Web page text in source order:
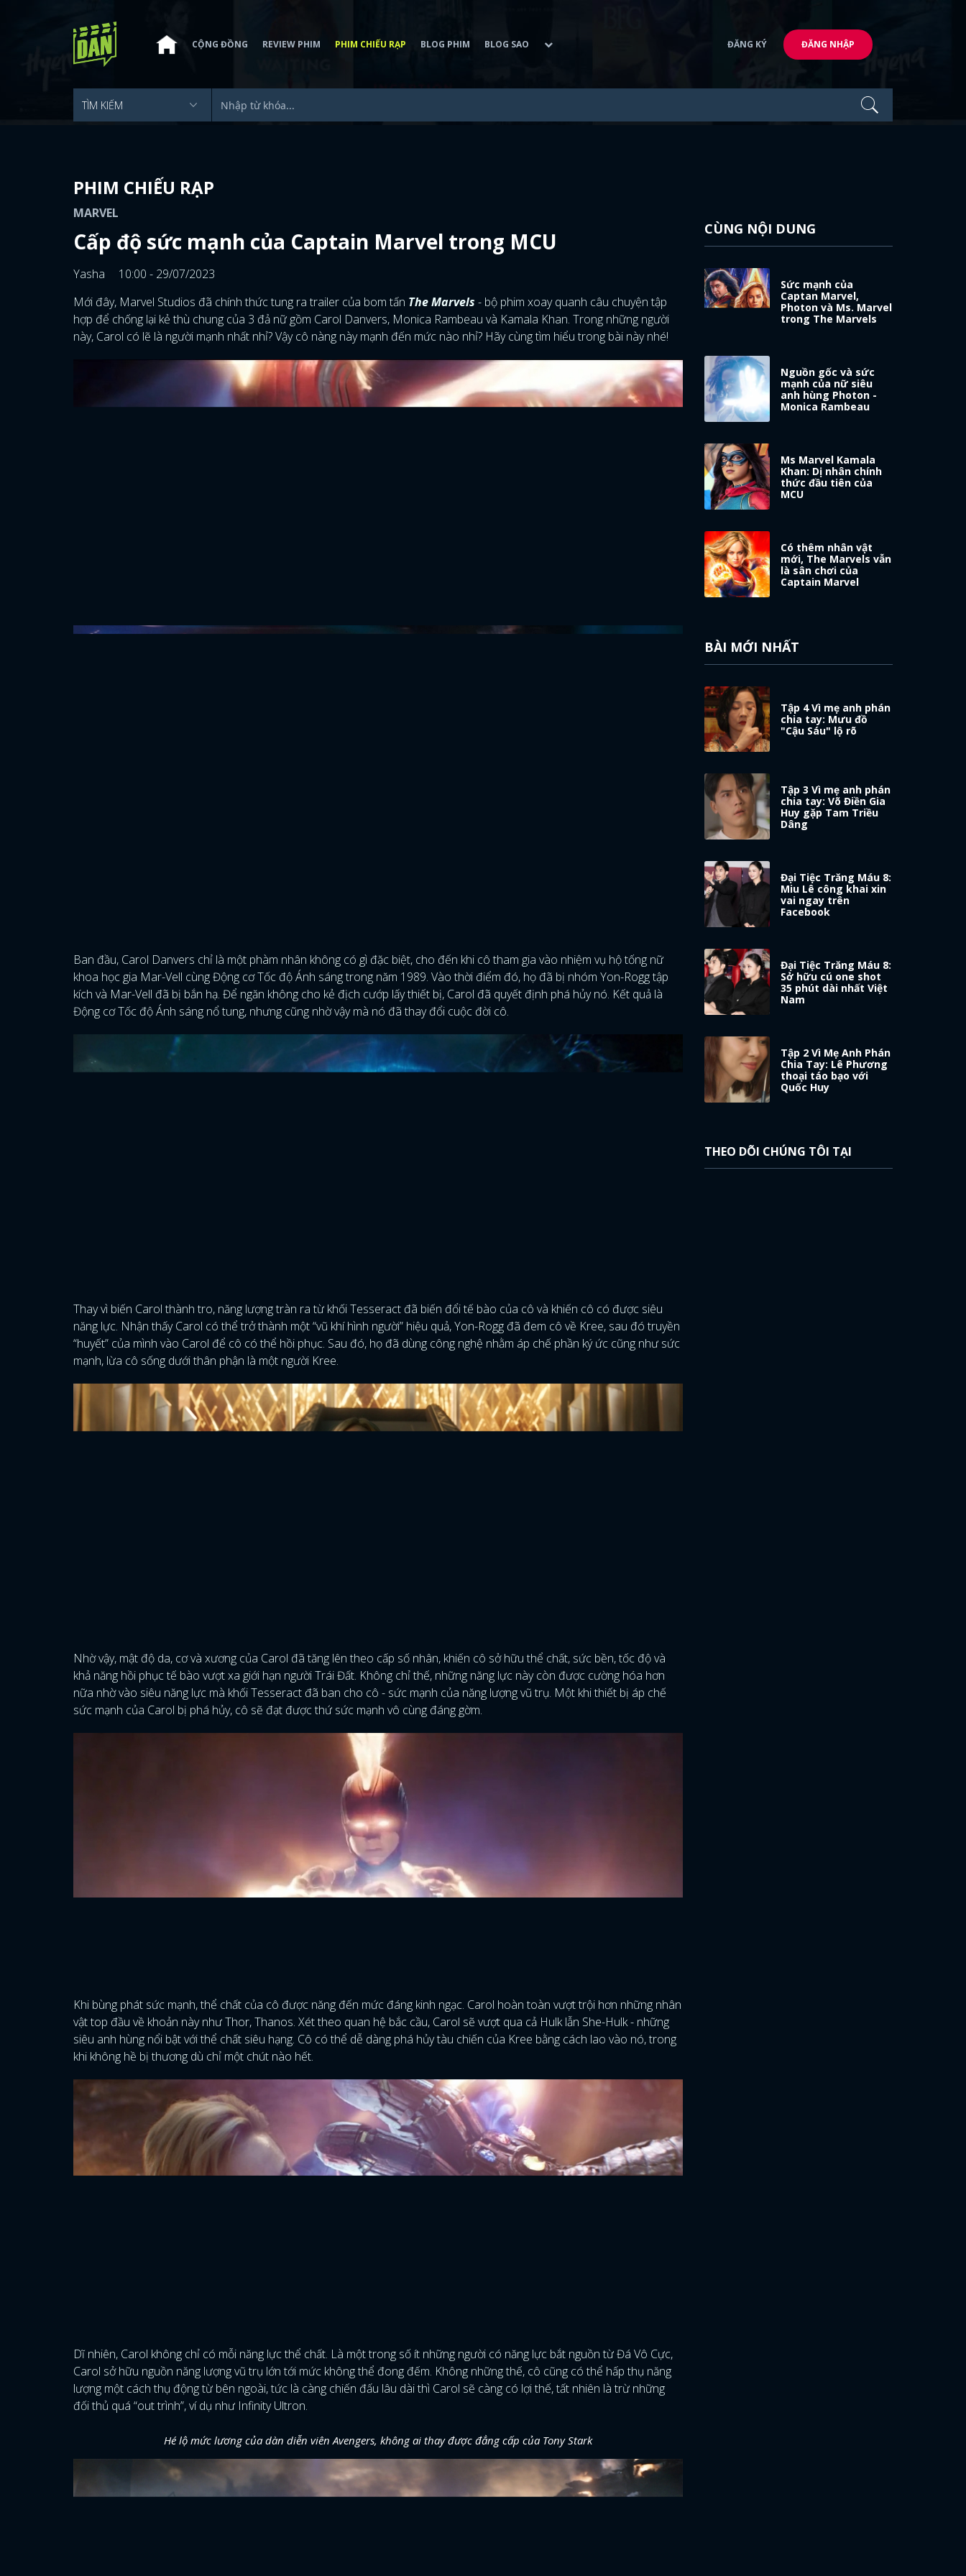
CỘNG ĐỒNG REVIEW PHIM PHIM CHIẾU RẠP BLOG PHIM BLOG SAO ĐĂNG KÝ ĐĂNG NHẬP
PHIM CHIẾU RẠP
MARVEL
Cấp độ sức mạnh của Captain Marvel trong MCU
Yasha
10:00 - 29/07/2023
Mới đây, Marvel Studios đã chính thức tung ra trailer của bom tấn The Marvels - bộ phim xoay quanh câu chuyện tập
hợp để chống lại kẻ thù chung của 3 đả nữ gồm Carol Danvers, Monica Rambeau và Kamala Khan. Trong những người
này, Carol có lẽ là người mạnh nhất nhỉ? Vậy cô nàng này mạnh đến mức nào nhỉ? Hãy cùng tìm hiểu trong bài này nhé!
Ban đầu, Carol Danvers chỉ là một phàm nhân không có gì đặc biệt, cho đến khi cô tham gia vào nhiệm vụ hộ tống nữ
khoa học gia Mar-Vell cùng Động cơ Tốc độ Ánh sáng trong năm 1989. Vào thời điểm đó, họ đã bị nhóm Yon-Rogg tập
kích và Mar-Vell đã bị bắn hạ. Để ngăn không cho kẻ địch cướp lấy thiết bị, Carol đã quyết định phá hủy nó. Kết quả là
Động cơ Tốc độ Ánh sáng nổ tung, nhưng cũng nhờ vậy mà nó đã thay đổi cuộc đời cô.
Thay vì biến Carol thành tro, năng lượng tràn ra từ khối Tesseract đã biến đổi tế bào của cô và khiến cô có được siêu
năng lực. Nhận thấy Carol có thể trở thành một “vũ khí hình người” hiệu quả, Yon-Rogg đã đem cô về Kree, sau đó truyền
“huyết” của mình vào Carol để cô có thể hồi phục. Sau đó, họ đã dùng công nghệ nhằm áp chế phần ký ức cũng như sức
mạnh, lừa cô sống dưới thân phận là một người Kree.
Nhờ vậy, mật độ da, cơ và xương của Carol đã tăng lên theo cấp số nhân, khiến cô sở hữu thể chất, sức bền, tốc độ và
khả năng hồi phục tế bào vượt xa giới hạn người Trái Đất. Không chỉ thế, những năng lực này còn được cường hóa hơn
nữa nhờ vào siêu năng lực mà khối Tesseract đã ban cho cô - sức mạnh của năng lượng vũ trụ. Một khi thiết bị áp chế
sức mạnh của Carol bị phá hủy, cô sẽ đạt được thứ sức mạnh vô cùng đáng gờm.
Khi bùng phát sức mạnh, thể chất của cô được năng đến mức đáng kinh ngạc. Carol hoàn toàn vượt trội hơn những nhân
vật top đầu về khoản này như Thor, Thanos. Xét theo quan hệ bắc cầu, Carol sẽ vượt qua cả Hulk lẫn She-Hulk - những
siêu anh hùng nổi bật với thể chất siêu hạng. Cô có thể dễ dàng phá hủy tàu chiến của Kree bằng cách lao vào nó, trong
khi không hề bị thương dù chỉ một chút nào hết.
Dĩ nhiên, Carol không chỉ có mỗi năng lực thể chất. Là một trong số ít những người có năng lực bắt nguồn từ Đá Vô Cực,
Carol sở hữu nguồn năng lượng vũ trụ lớn tới mức không thể đong đếm. Không những thế, cô cũng có thể hấp thụ năng
lượng một cách thụ động từ bên ngoài, tức là càng chiến đấu lâu dài thì Carol sẽ càng có lợi thế, tất nhiên là trừ những
đối thủ quá “out trình”, ví dụ như Infinity Ultron.
Hé lộ mức lương của dàn diễn viên Avengers, không ai thay được đẳng cấp của Tony Stark
CÙNG NỘI DUNG
Sức mạnh của
Captan Marvel,
Photon và Ms. Marvel
trong The Marvels
Nguồn gốc và sức
mạnh của nữ siêu
anh hùng Photon -
Monica Rambeau
Ms Marvel Kamala
Khan: Dị nhân chính
thức đầu tiên của
MCU
Có thêm nhân vật
mới, The Marvels vẫn
là sân chơi của
Captain Marvel
BÀI MỚI NHẤT
Tập 4 Vì mẹ anh phán
chia tay: Mưu đồ
"Cậu Sáu" lộ rõ
Tập 3 Vì mẹ anh phán
chia tay: Võ Điền Gia
Huy gặp Tam Triều
Dâng
Đại Tiệc Trăng Máu 8:
Miu Lê công khai xin
vai ngay trên
Facebook
Đại Tiệc Trăng Máu 8:
Sở hữu cú one shot
35 phút dài nhất Việt
Nam
Tập 2 Vì Mẹ Anh Phán
Chia Tay: Lê Phương
thoại táo bạo với
Quốc Huy
THEO DÕI CHÚNG TÔI TẠI